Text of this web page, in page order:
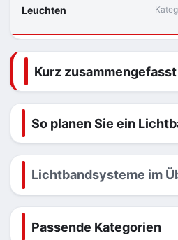
Leuchten
Kurz zusammengefasst
So planen Sie ein
Lichtbandsysteme im
Passende Kategorien